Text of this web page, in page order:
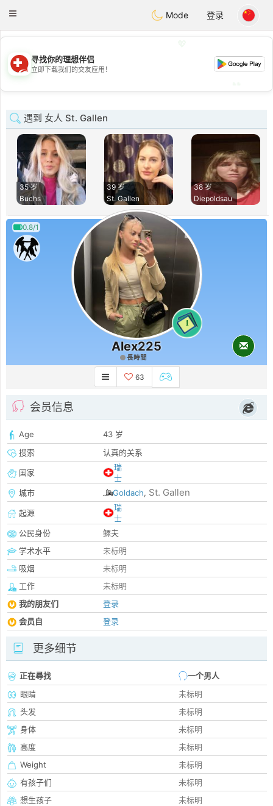
Suissi
Toggle
Mode 登录
💖
💕
寻找你的理想伴侣
立即下载我们的交友应用！
遇到 女人 St. Gallen
35 岁
Buchs
39 岁
St. Gallen
38 岁
Diepoldsau
0.8/1
1
Alex225
長時間
63
会员信息
Age
43 岁
搜索
认真的关系
国家
瑞
士
城市
Goldach, St. Gallen
起源
瑞
士
公民身份
鳏夫
学术水平
未标明
吸烟
未标明
工作
未标明
我的朋友们
登录
会员自
登录
更多细节
正在尋找
一个男人
眼睛
未标明
头发
未标明
身体
未标明
高度
未标明
Weight
未标明
有孩子们
未标明
想生孩子
未标明